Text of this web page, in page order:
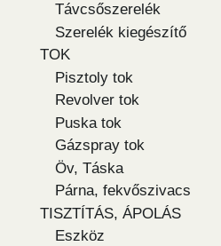
Távcsőszerelék
Szerelék kiegészítő
TOK
Pisztoly tok
Revolver tok
Puska tok
Gázspray tok
Öv, Táska
Párna, fekvőszivacs
TISZTÍTÁS, ÁPOLÁS
Eszköz